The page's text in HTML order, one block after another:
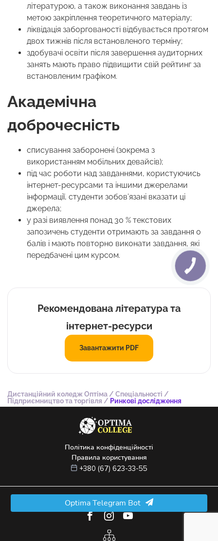
літературою, а також виконання завдань із
метою закріплення теоретичного матеріалу;
ліквідація заборгованості відбувається протягом
двох тижнів після встановленого терміну;
здобувачі освіти після завершення аудиторних
занять мають право підвищити свій рейтинг за
встановленим графіком.
Академічна
доброчесність
списування заборонені (зокрема з
використанням мобільних девайсів);
під час роботи над завданнями, користуючись
інтернет-ресурсами та іншими джерелами
інформації, студенти зобов’язані вказати ці
джерела;
у разі виявлення понад 30 % текстових
запозичень студенти отримають за завдання 0
балів і мають повторно виконати завдання, які
передбачені цим курсом.
Рекомендована література та
інтернет-ресурси
Завантажити PDF
Дистанційний коледж Оптіма/ Спеціальності /
Підприємництво та торгівля / Ринкові дослідження
Політика конфіденційності
Правила користування
+380 (67) 623-33-55
ТОВ "ФАХОВИЙ ПЕРЕДВИЩИЙ КОЛЕДЖ "ОПТІМА"
Optima Telegram Bot